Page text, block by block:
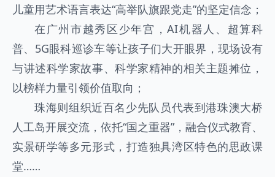
儿童用艺术语言表达“高举队旗跟党走”的坚定信念；
在广州市越秀区少年宫，AI机器人、超算科
普、5G眼科巡诊车等让孩子们大开眼界，现场设有
与讲述科学家故事、科学家精神的相关主题摊位，
以榜样力量引领价值取向；
珠海则组织近百名少先队员代表到港珠澳大桥
人工岛开展交流，依托“国之重器”，融合仪式教育、
实景研学等多元形式，打造独具湾区特色的思政课
堂……